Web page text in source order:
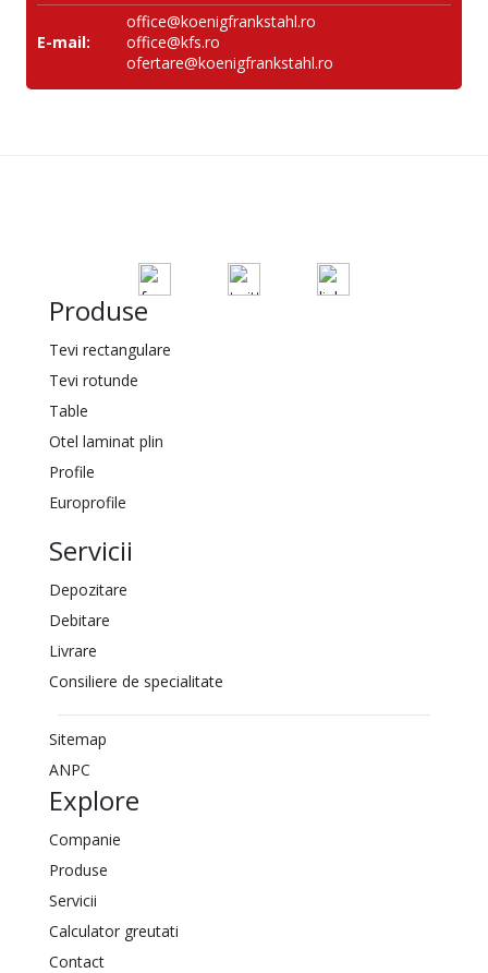
E-mail:
office@koenigfrankstahl.ro
office@kfs.ro
ofertare@koenigfrankstahl.ro
Produse
Tevi rectangulare
Tevi rotunde
Table
Otel laminat plin
Profile
Europrofile
Servicii
Depozitare
Debitare
Livrare
Consiliere de specialitate
Sitemap
ANPC
Explore
Companie
Produse
Servicii
Calculator greutati
Contact